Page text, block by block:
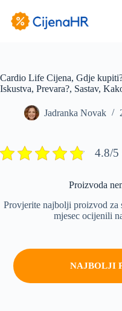
sadržaj
Cardio Life Cijena, Gdje
Iskustva, Prevara?, Sastav,
Jadranka Novak
4.8/5
Proizvoda
Provjerite najbolji proizvod za
mjesec ocijenili
NAJBOLJI